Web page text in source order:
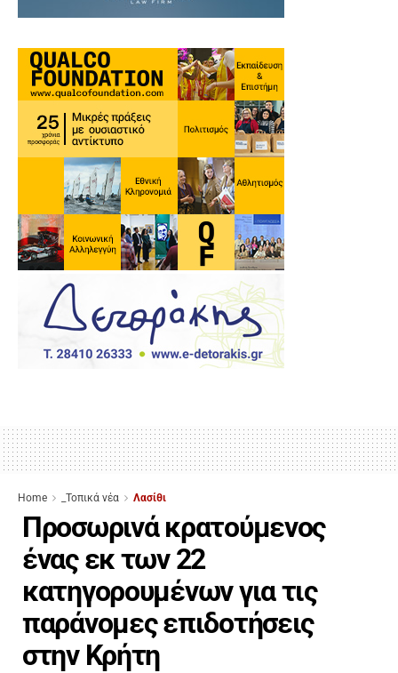
Home _Τοπικά νέα Λασίθι
Προσωρινά κρατούμενος
ένας εκ των 22
κατηγορουμένων για τις
παράνομες επιδοτήσεις
στην Κρήτη